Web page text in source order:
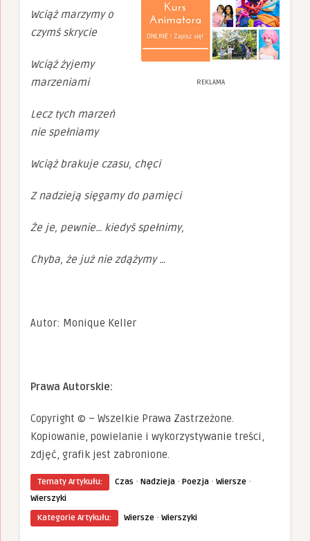
REKLAMA
Wciąż marzymy o
czymś skrycie
Wciąż żyjemy
marzeniami
Lecz tych marzeń
nie spełniamy
Wciąż brakuje czasu, chęci
Z nadzieją sięgamy do pamięci
Że je, pewnie… kiedyś spełnimy,
Chyba, że już nie zdążymy …
Autor: Monique Keller
Prawa Autorskie:
Copyright © – Wszelkie Prawa Zastrzeżone.
Kopiowanie, powielanie i wykorzystywanie treści,
zdjęć, grafik jest zabronione.
Tematy Artykułu: Czas · Nadzieja · Poezja · Wiersze ·
Wierszyki
Kategorie Artykułu:
Wiersze · Wierszyki